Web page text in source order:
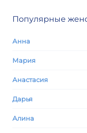
Популярные
Анна
Мария
Анастасия
Дарья
Алина